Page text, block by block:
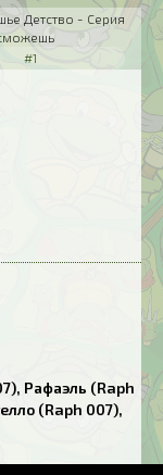
Детство - Серия
#1
Рафаэль (Raph
(Raph 007),